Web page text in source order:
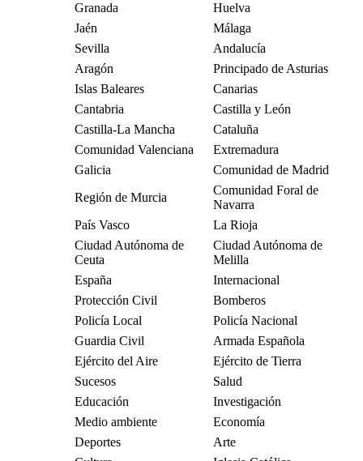
Granada
Huelva
Jaén
Málaga
Sevilla
Andalucía
Aragón
Principado de Asturias
Islas Baleares
Canarias
Cantabria
Castilla y León
Castilla-La Mancha
Cataluña
Comunidad Valenciana
Extremadura
Galicia
Comunidad de Madrid
Región de Murcia
Comunidad Foral de
Navarra
País Vasco
La Rioja
Ciudad Autónoma de
Ceuta
Ciudad Autónoma de
Melilla
España
Internacional
Protección Civil
Bomberos
Policía Local
Policía Nacional
Guardia Civil
Armada Española
Ejército del Aire
Ejército de Tierra
Sucesos
Salud
Educación
Investigación
Medio ambiente
Economía
Deportes
Arte